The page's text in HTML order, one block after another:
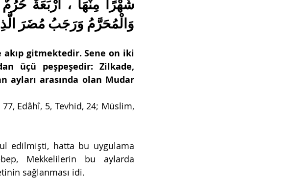
وَالْمُحَرَّمُ وَرَجَبُ مُضَرَ
akıp gitmektedir. Sene on iki
üçü peşpeşedir: Zilkade,
ayları arasında olan Mudar
Edâhî, 5, Tevhid, 24; Müslim,
edilmişti, hatta bu uygulama
Mekkelilerin bu aylarda
sağlanması idi.